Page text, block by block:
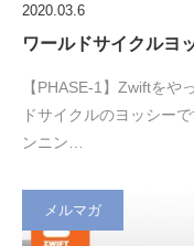
2020.03.6
ワールドサイクルヨ
【PHASE-1】Zwiftを
ドサイクルのヨッシー
ンニン…
メルマガ